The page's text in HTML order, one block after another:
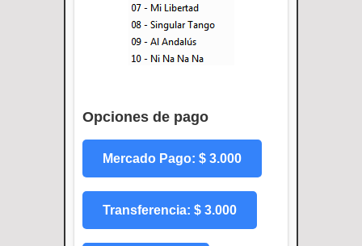
Opciones de pago
Mercado Pago: $ 3.000
Transferencia: $ 3.000